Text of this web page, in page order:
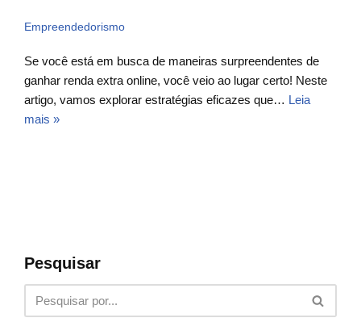
Empreendedorismo
Se você está em busca de maneiras surpreendentes de
ganhar renda extra online, você veio ao lugar certo! Neste
artigo, vamos explorar estratégias eficazes que… Leia
mais »
Pesquisar